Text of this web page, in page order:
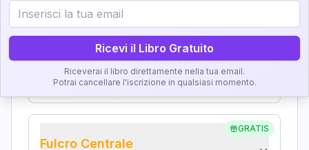
Karma Genitore-Figlio
Importanza:
GRATIS
Fulcro Centrale
Ricevi il Libro Gratuito
Riceverai il libro direttamente nella tua email.
Potrai cancellare l'iscrizione in qualsiasi momento.